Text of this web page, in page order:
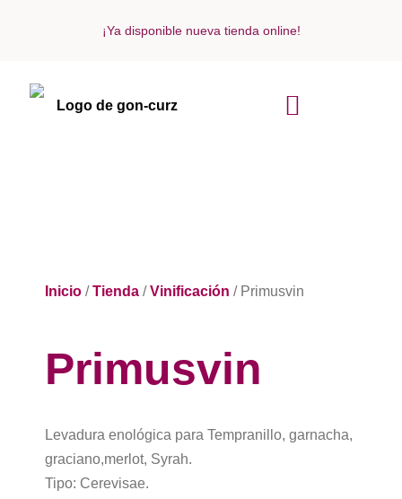
¡Ya disponible nueva tienda online!
Inicio /Tienda /Vinificación / Primusvin
Primusvin
Levadura enológica para Tempranillo, garnacha,
graciano,merlot, Syrah.
Tipo: Cerevisae.